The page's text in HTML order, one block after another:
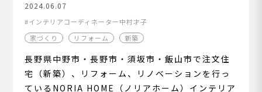
2024.06.07
インテリアコーディネーター中村才子
家づくり
リフォーム 新築
長野県中野市・長野市・須坂市・飯山市で注文住
宅（新築）、リフォーム、リノベーションを行っ
ているNORIA HOME（ノリアホーム）インテリア